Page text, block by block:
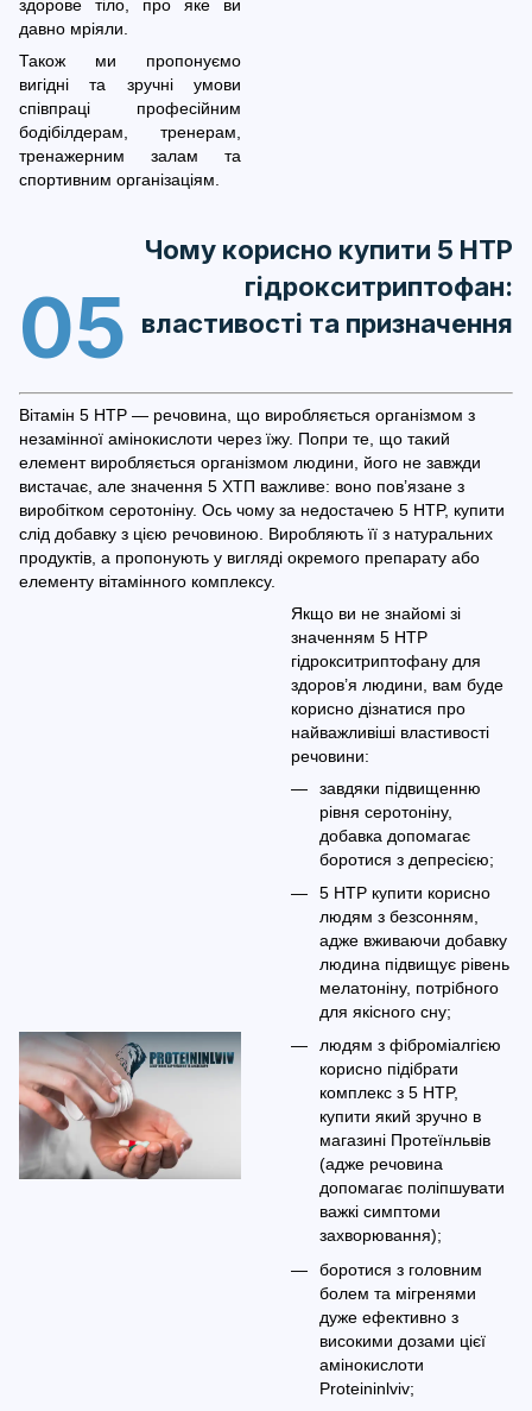
здорове тіло, про яке ви
давно мріяли.
Також ми пропонуємо
вигідні та зручні умови
співпраці професійним
бодібілдерам, тренерам,
тренажерним залам та
спортивним організаціям.
Чому корисно купити 5 HTP
гідрокситриптофан:
властивості та призначення
05
Вітамін 5 HTP — речовина, що виробляється організмом з
незамінної амінокислоти через їжу. Попри те, що такий
елемент виробляється організмом людини, його не завжди
вистачає, але значення 5 ХТП важливе: воно пов’язане з
виробітком серотоніну. Ось чому за недостачею 5 HTP, купити
слід добавку з цією речовиною. Виробляють її з натуральних
продуктів, а пропонують у вигляді окремого препарату або
елементу вітамінного комплексу.
Якщо ви не знайомі зі
значенням 5 HTP
гідрокситриптофану для
здоров’я людини, вам буде
корисно дізнатися про
найважливіші властивості
речовини:
завдяки підвищенню
рівня серотоніну,
добавка допомагає
боротися з депресією;
5 HTP купити корисно
людям з безсонням,
адже вживаючи добавку
людина підвищує рівень
мелатоніну, потрібного
для якісного сну;
людям з фіброміалгією
корисно підібрати
комплекс з 5 HTP,
купити який зручно в
магазині Протеїнльвів
(адже речовина
допомагає поліпшувати
важкі симптоми
захворювання);
боротися з головним
болем та мігренями
дуже ефективно з
високими дозами цієї
амінокислоти
Proteininlviv;